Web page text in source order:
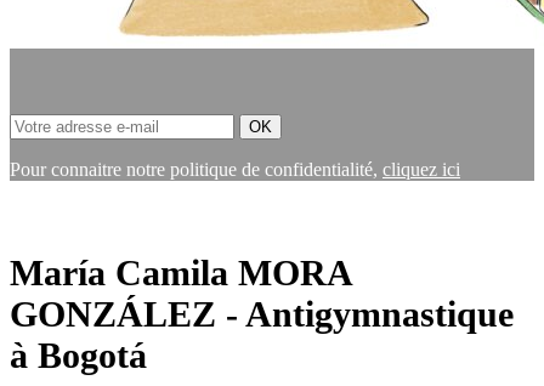
Pour connaitre notre politique de confidentialité, cliquez ici
María Camila MORA
GONZÁLEZ - Antigymnastique
à Bogotá